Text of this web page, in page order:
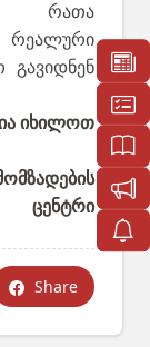
რათა
გავიდნენ
იხილოთ
ცენტრი
Share